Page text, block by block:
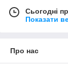
Сьогодні
Показати
Про нас